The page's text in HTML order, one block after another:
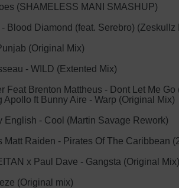
(SHAMELESS MANI SMASHUP)
Blood Diamond (feat. Serebro) (Zeskullz
(Original Mix)
- WILD (Extented Mix)
Feat Brenton Mattheus - Dont Let Me
Apollo ft Bunny Aire - Warp (Original Mix)
English - Cool (Martin Savage Rework)
Matt Raiden - Pirates Of The Caribbean
x Paul Dave - Gangsta (Original Mix)
(Original mix)